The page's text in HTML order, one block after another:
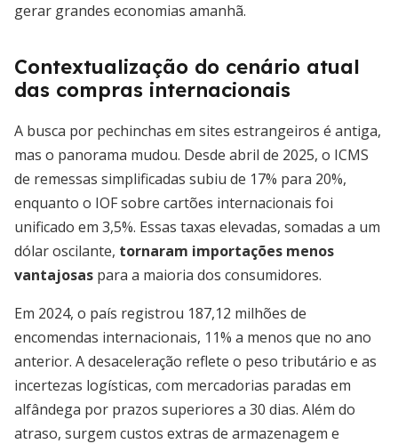
gerar grandes economias amanhã.
Contextualização do cenário atual
das compras internacionais
A busca por pechinchas em sites estrangeiros é antiga,
mas o panorama mudou. Desde abril de 2025, o ICMS
de remessas simplificadas subiu de 17% para 20%,
enquanto o IOF sobre cartões internacionais foi
unificado em 3,5%. Essas taxas elevadas, somadas a um
dólar oscilante, tornaram importações menos
vantajosas para a maioria dos consumidores.
Em 2024, o país registrou 187,12 milhões de
encomendas internacionais, 11% a menos que no ano
anterior. A desaceleração reflete o peso tributário e as
incertezas logísticas, com mercadorias paradas em
alfândega por prazos superiores a 30 dias. Além do
atraso, surgem custos extras de armazenagem e